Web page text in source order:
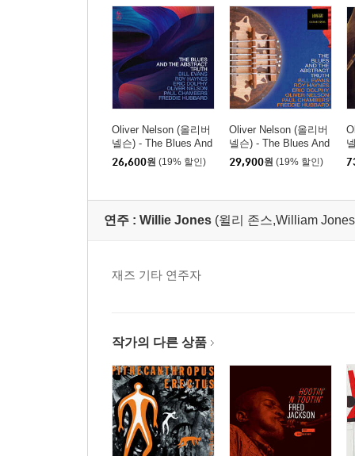
Oliver Nelson (올리버
넬슨) - The Blues And
The Abstract Truth [옐
로우 컬러 LP]
26,600원 (19% 할인)
Oliver Nelson (올리버
넬슨) - The Blues And
The Abstract Truth [투
명 컬러 LP]
29,900원 (19% 할인)
연주 : Willie Jones (윌리 존스,William
재즈 기타 연주자
작가의 다른 상품